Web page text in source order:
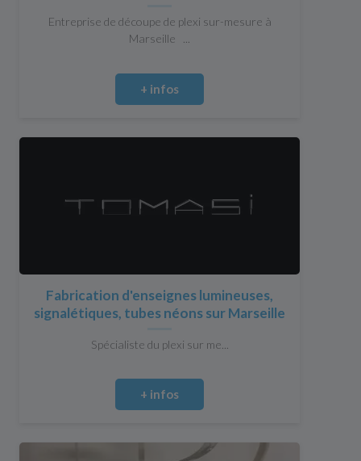
Entreprise de découpe de plexi sur-mesure à
Marseille ...
+ infos
Fabrication d'enseignes lumineuses,
signalétiques, tubes néons sur Marseille
Spécialiste du plexi sur me...
+ infos